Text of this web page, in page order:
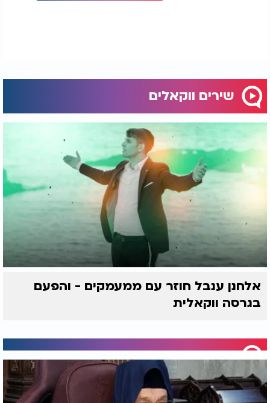
שירים ווקאלים
אלחנן ענבל חוזר עם ממעמקים - והפעם
בגרסה ווקאלית